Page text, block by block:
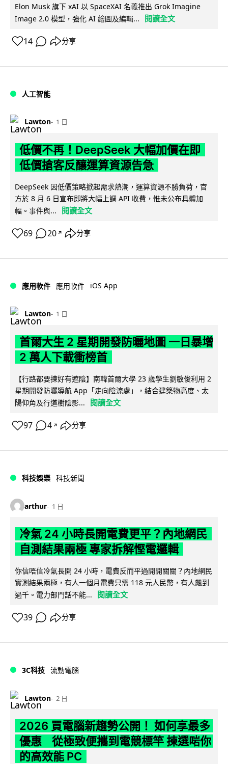
Elon Musk 旗下 xAI 以 SpaceXAI 名義推出 Grok Imagine
Image 2.0 模型，強化 AI 繪圖及編輯...
閱讀全文
14 分享
人工智能
Lawton 1 日
低價不再！DeepSeek 大幅加價在即
低價搶客反釀運算資源告急
DeepSeek 因低價策略掀起需求熱潮，運算資源不勝負荷，官
方於 8 月 6 日宣布即將大幅上調 API 收費，惟未公布具體加
幅。事件與...
閱讀全文
69 20 ↗ 分享
應用軟件 應用軟件 iOS App
Lawton 1 日
首爾大生 2 星期開發防曬地圖 一日暴增
2 萬人下載衝榜首
【行路都要揀好有遮陰】南韓首爾大學 23 歲學生劉敏俊利用 2
星期開發防曬導航 App「走向陰涼處」，結合建築物高度、太
陽仰角及行道樹陰影...
閱讀全文
97 4 ↗ 分享
科技娛樂 科技新聞
arthur 1 日
冷氣 24 小時長開電費更平？內地網民
自測結果兩極 專家拆解慳電邏輯
你信唔信冷氣長開 24 小時，電費反而平過開開關關？內地網民
實測結果兩極，有人一個月電費只需 118 元人民幣，有人飆到
過千。電力部門話不能...
閱讀全文
39 分享
3C科技 流動電腦
Lawton 2 日
2026 買電腦新趨勢公開！ 如何享最多
優惠 從極致便攜到電競標竿 揀選啱你
的高效能 PC